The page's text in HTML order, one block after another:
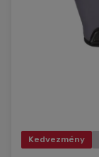
Kedvezmény